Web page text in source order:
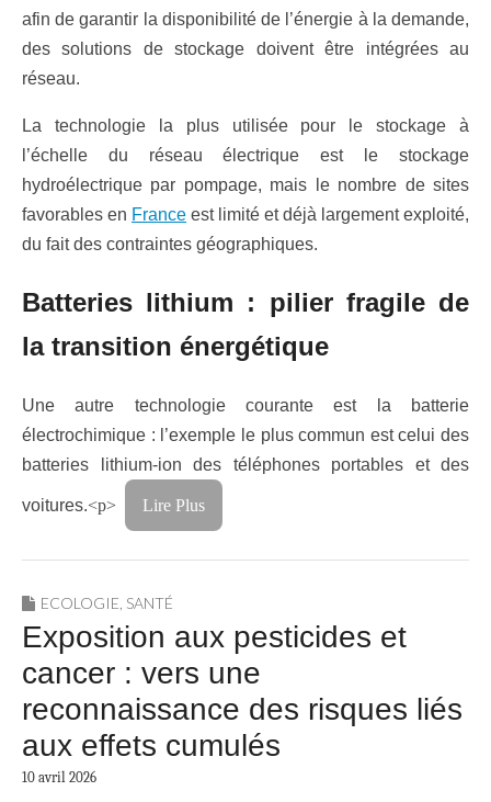
afin de garantir la disponibilité de l’énergie à la demande,
des solutions de stockage doivent être intégrées au
réseau.
La technologie la plus utilisée pour le stockage à
l’échelle du réseau électrique est le stockage
hydroélectrique par pompage, mais le nombre de sites
favorables en France est limité et déjà largement exploité,
du fait des contraintes géographiques.
Batteries lithium : pilier fragile de
la transition énergétique
Une autre technologie courante est la batterie
électrochimique : l’exemple le plus commun est celui des
batteries lithium-ion des téléphones portables et des
voitures.<p> Lire Plus
ECOLOGIE SANTÉ
Exposition aux pesticides et
cancer : vers une
reconnaissance des risques liés
aux effets cumulés
10 avril 2026